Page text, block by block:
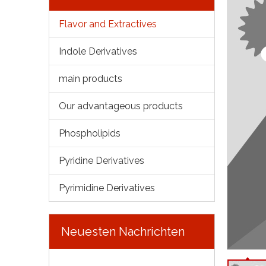
Flavor and Extractives
Indole Derivatives
main products
Our advantageous products
Phospholipids
Pyridine Derivatives
Pyrimidine Derivatives
Neuesten Nachrichten